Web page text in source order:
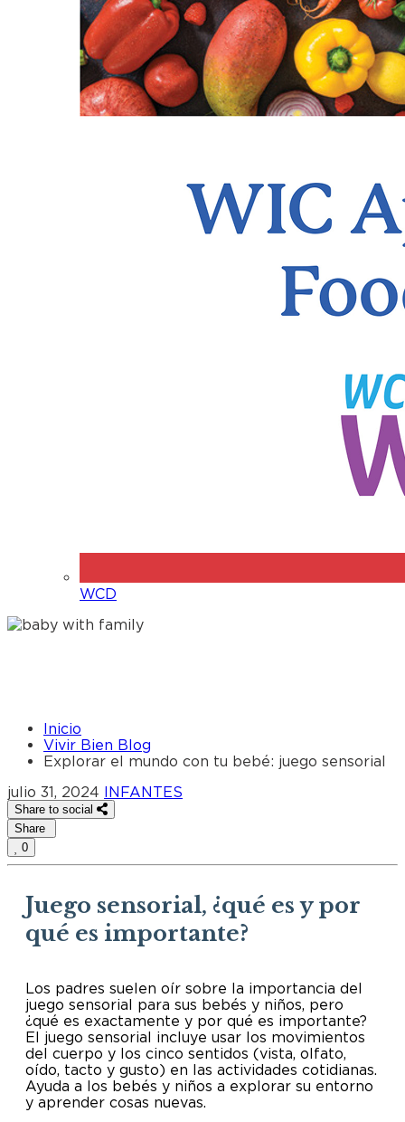
WCD
Inicio
Vivir Bien Blog
Explorar el mundo con tu bebé: juego sensorial
julio 31, 2024 INFANTES
Share to social
Share
0
Juego sensorial, ¿qué es y por
qué es importante?
Los padres suelen oír sobre la importancia del
juego sensorial para sus bebés y niños, pero
¿qué es exactamente y por qué es importante?
El juego sensorial incluye usar los movimientos
del cuerpo y los cinco sentidos (vista, olfato,
oído, tacto y gusto) en las actividades cotidianas.
Ayuda a los bebés y niños a explorar su entorno
y aprender cosas nuevas.